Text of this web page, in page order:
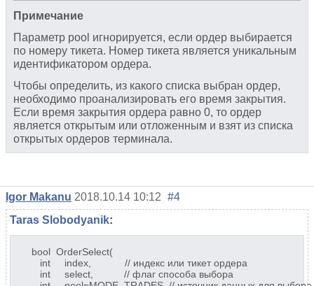
Примечание
Параметр pool игнорируется, если ордер выбирается
по номеру тикета. Номер тикета является уникальным
идентификатором ордера.
Чтобы определить, из какого списка выбран ордер,
необходимо проанализировать его время закрытия.
Если время закрытия ордера равно 0, то ордер
является открытым или отложенным и взят из списка
открытых ордеров терминала.
Igor Makanu 2018.10.14 10:12 #4
Taras Slobodyanik:
bool OrderSelect(
int
index, // индекс или тикет ордера
int
select, // флаг способа выбора